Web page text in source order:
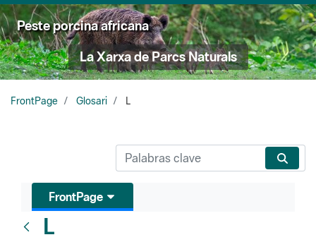
Peste porcina africana
La Xarxa de Parcs Naturals
FrontPage Glosari L
FrontPage
L